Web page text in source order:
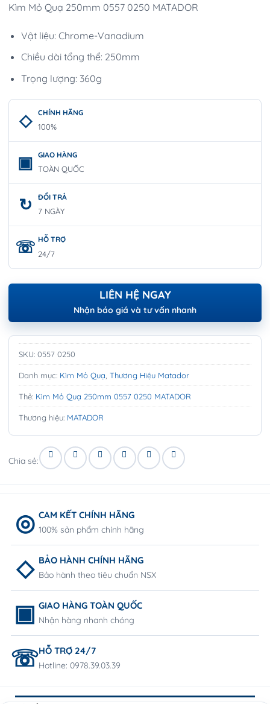
Kìm Mỏ Quạ 250mm 0557 0250 MATADOR
Vật liệu: Chrome-Vanadium
Chiều dài tổng thể: 250mm
Trọng lượng: 360g
CHÍNH HÃNG
100%
GIAO HÀNG
TOÀN QUỐC
ĐỔI TRẢ
7 NGÀY
HỖ TRỢ
24/7
LIÊN HỆ NGAY
Nhận báo giá và tư vấn nhanh
SKU: 0557 0250
Danh mục: Kìm Mỏ Quạ Thương Hiệu Matador
Thẻ: Kìm Mỏ Quạ 250mm 0557 0250 MATADOR
Thương hiệu: MATADOR
Chia sẻ:
CAM KẾT CHÍNH HÃNG
100% sản phẩm chính hãng
BẢO HÀNH CHÍNH HÃNG
Bảo hành theo tiêu chuẩn NSX
GIAO HÀNG TOÀN QUỐC
Nhận hàng nhanh chóng
HỖ TRỢ 24/7
Hotline: 0978.39.03.39